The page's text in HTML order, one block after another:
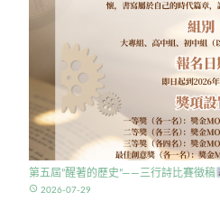
第五屆”醒著的歷史”——三行詩比賽徵稿
access_time 2026-07-29